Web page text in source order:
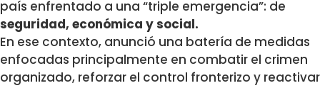
país enfrentado a una “triple emergencia”: de
seguridad, económica y social.
En ese contexto, anunció una batería de medidas
enfocadas principalmente en combatir el crimen
organizado, reforzar el control fronterizo y reactivar